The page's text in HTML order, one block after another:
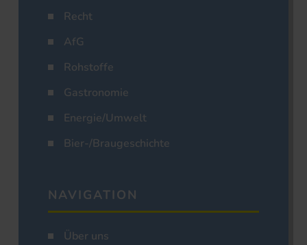
Recht
AfG
Rohstoffe
Gastronomie
Energie/Umwelt
Bier-/Braugeschichte
NAVIGATION
Über uns